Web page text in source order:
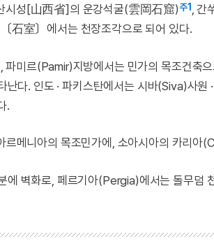
시성[山西省]의 운강석굴(雲岡石窟)주1 , 간
石室〕에서는 천장조각으로 되어 있다.
미르(Pamir)지방에서는 민가의 목조건축
다. 인도 · 파키스탄에서는 시바(Siva)사
.
메니아의 목조민가에, 소아시아의 카리아
벽화로, 페르기아(Pergia)에서는 돌무덤